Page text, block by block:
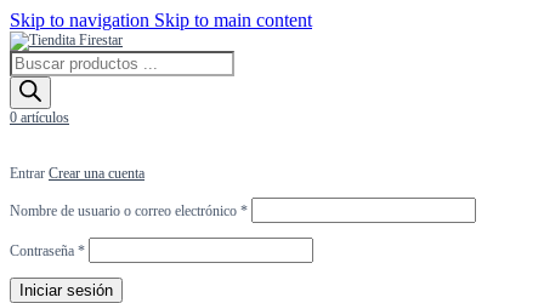
Skip to navigation Skip to main content
Búsqueda
de
productos
0 artículos
Entrar Crear una cuenta
Nombre de usuario o correo electrónico *Obligatorio
Contraseña *Obligatorio
Iniciar sesión